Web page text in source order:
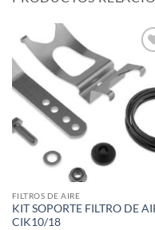
Add
FILTROS DE AIRE
KIT SOPORTE FILTRO DE
CIK10/18